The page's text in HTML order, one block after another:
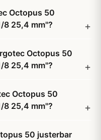
Octopus 50
8 25,4 mm"?
Octopus 50
8 25,4 mm"?
Octopus 50
8 25,4 mm"?
50 justerbar